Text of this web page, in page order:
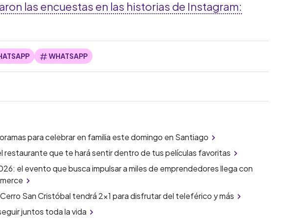
las encuestas en las historias de Instagram:
WHATSAPP
para celebrar en familia este domingo en Santiago
restaurante que te hará sentir dentro de tus películas favoritas
el evento que busca impulsar a miles de emprendedores llega con
San Cristóbal tendrá 2x1 para disfrutar del teleférico y más
juntos toda la vida